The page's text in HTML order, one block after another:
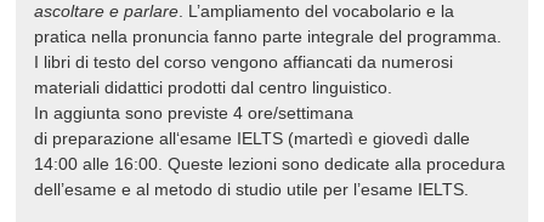
ascoltare e parlare. L’ampliamento del vocabolario e la
pratica nella pronuncia fanno parte integrale del programma.
I libri di testo del corso vengono affiancati da numerosi
materiali didattici prodotti dal centro linguistico.
In aggiunta sono previste 4 ore/settimana
di preparazione all‘esame IELTS (martedì e giovedì dalle
14:00 alle 16:00. Queste lezioni sono dedicate alla procedura
dell’esame e al metodo di studio utile per l’esame IELTS.